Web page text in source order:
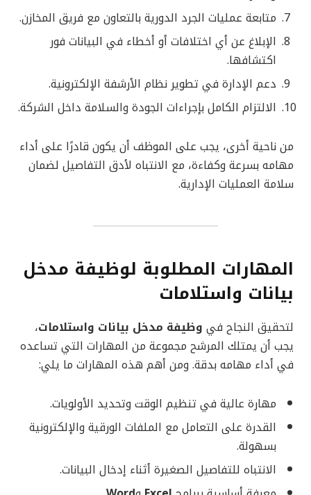
متابعة عمليات الجرد الدورية بالتعاون مع فريق المخازن.
الإبلاغ عن أي اختلافات أو أخطاء في البيانات فور
اكتشافها.
دعم الإدارة في تطوير نظام الأرشفة الإلكترونية.
الالتزام الكامل بإجراءات الجودة والسلامة داخل الشركة.
من ناحية أخرى، يجب على الموظف أن يكون قادرًا على أداء
مهامه بسرعة وكفاءة، مع الانتباه لأدق التفاصيل لضمان
سلامة العمليات الإدارية.
المهارات المطلوبة لوظيفة مدخل
بيانات واستلامات
لتحقيق النجاح في وظيفة مدخل بيانات واستلامات،
يجب أن يمتلك المرشح مجموعة من المهارات التي تساعده
في أداء مهامه بدقة. ومن أهم هذه المهارات ما يلي:
مهارة عالية في تنظيم الوقت وتحديد الأولويات.
القدرة على التعامل مع الملفات الورقية والإلكترونية
بسهولة.
الانتباه للتفاصيل الصغيرة أثناء إدخال البيانات.